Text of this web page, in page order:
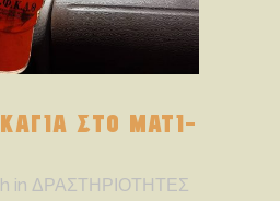
ΣΤΟ ΜΑΤΙ-
in ΔΡΑΣΤΗΡΙΟΤΗΤΕΣ